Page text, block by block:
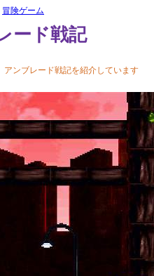
冒険ゲーム
ード戦記
アンブレード戦記を紹介しています